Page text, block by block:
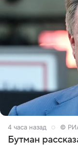
4 часа назад ©
Бутман